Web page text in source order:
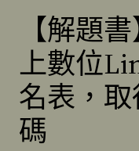
【解題
上數位
名表，
碼